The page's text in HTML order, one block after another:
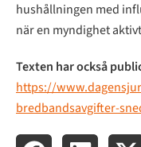
hushållningen med
när en myndighet
Texten har också
https://
bredbandsavgifter-